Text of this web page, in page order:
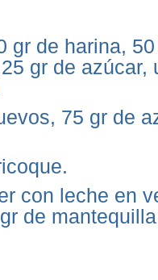
gr de harina,
gr de azúcar,
75 gr de
con leche en
de